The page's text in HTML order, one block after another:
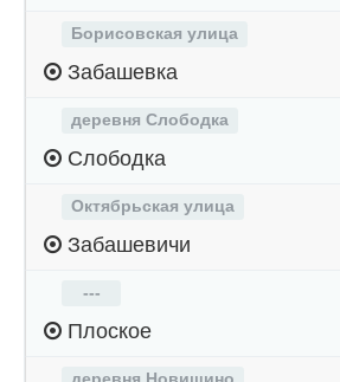
Борисовская улица
Забашевка
деревня Слободка
Слободка
Октябрьская улица
Забашевичи
---
Плоское